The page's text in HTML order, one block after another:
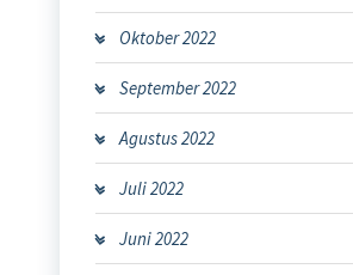
Oktober 2022
September 2022
Agustus 2022
Juli 2022
Juni 2022